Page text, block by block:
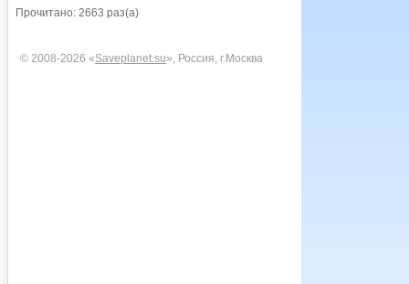
Прочитано: 2663 раз(а)
© 2008-2026 «Saveplanet.su», Россия, г.Москва